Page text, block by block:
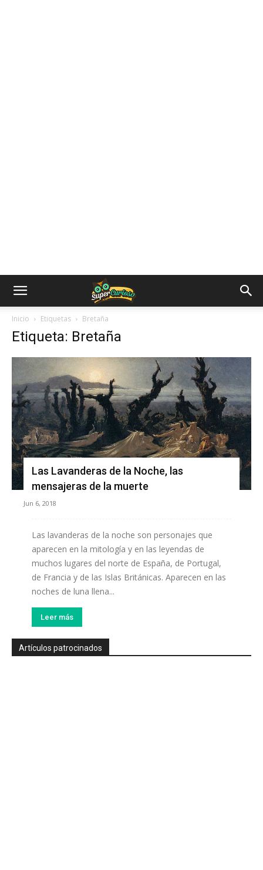
Inicio Etiquetas Bretaña
Etiqueta: Bretaña
Las Lavanderas de la Noche, las
mensajeras de la muerte
Jun 6, 2018
Las lavanderas de la noche son personajes que
aparecen en la mitología y en las leyendas de
muchos lugares del norte de España, de Portugal,
de Francia y de las Islas Británicas. Aparecen en las
noches de luna llena...
Leer más
Artículos patrocinados